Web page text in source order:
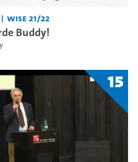
WiSe 21/22
Buddy!
15